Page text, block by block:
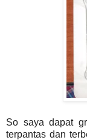
So saya dapat
terpantas dan